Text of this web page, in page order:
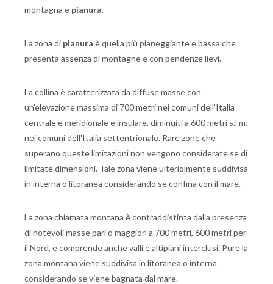
montagna e pianura.
La zona di pianura è quella più pianeggiante e bassa che
presenta assenza di montagne e con pendenze lievi.
La collina è caratterizzata da diffuse masse con
un'elevazione massima di 700 metri nei comuni dell'Italia
centrale e meridionale e insulare, diminuiti a 600 metri s.l.m.
nei comuni dell'Italia settentrionale. Rare zone che
superano queste limitazioni non vengono considerate se di
limitate dimensioni. Tale zona viene ulteriolmente suddivisa
in interna o litoranea considerando se confina con il mare.
La zona chiamata montana è contraddistinta dalla presenza
di notevoli masse pari o maggiori a 700 metri, 600 metri per
il Nord, e comprende anche valli e altipiani interclusi. Pure la
zona montana viene suddivisa in litoranea o interna
considerando se viene bagnata dal mare.